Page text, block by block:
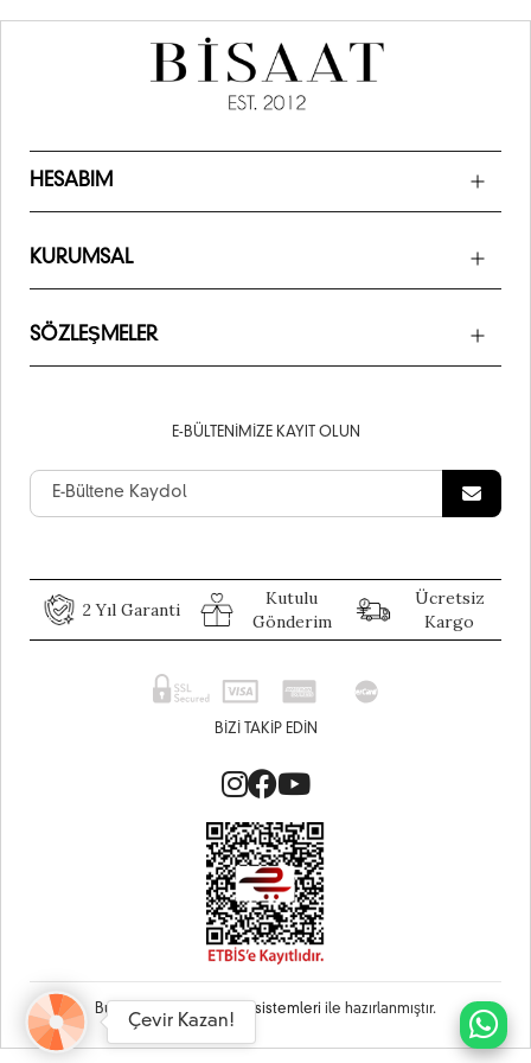
HESABIM
KURUMSAL
SÖZLEŞMELER
E-BÜLTENIMIZE KAYIT OLUN
2 Yıl Garanti
Kutulu
Gönderim
Ücretsiz
Kargo
BIZI TAKIP EDIN
Bu site Vikaon E-Ticaret sistemleri ile hazırlanmıştır.
Çevir Kazan!